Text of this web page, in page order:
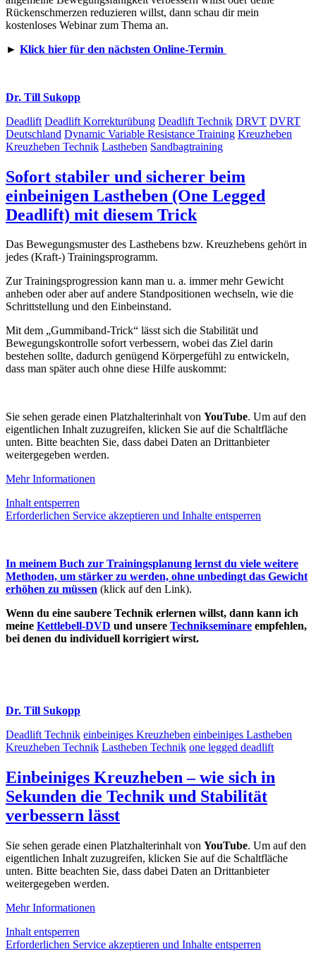
Rückenschmerzen reduzieren willst, dann schau dir mein
kostenloses Webinar zum Thema an.
► Klick hier für den nächsten Online-Termin
Dr. Till Sukopp
Deadlift Deadlift Korrekturübung Deadlift Technik DRVT DVRT
Deutschland Dynamic Variable Resistance Training Kreuzheben
Kreuzheben Technik Lastheben Sandbagtraining
Sofort stabiler und sicherer beim
einbeinigen Lastheben (One Legged
Deadlift) mit diesem Trick
Das Bewegungsmuster des Lasthebens bzw. Kreuzhebens gehört in
jedes (Kraft-) Trainingsprogramm.
Zur Trainingsprogression kann man u. a. immer mehr Gewicht
anheben oder aber auf andere Standpositionen wechseln, wie die
Schrittstellung und den Einbeinstand.
Mit dem „Gummiband-Trick“ lässt sich die Stabilität und
Bewegungskontrolle sofort verbessern, wobei das Ziel darin
bestehen sollte, dadurch genügend Körpergefühl zu entwickeln,
dass man später auch ohne diese Hilfe auskommt:
Sie sehen gerade einen Platzhalterinhalt von YouTube. Um auf den
eigentlichen Inhalt zuzugreifen, klicken Sie auf die Schaltfläche
unten. Bitte beachten Sie, dass dabei Daten an Drittanbieter
weitergegeben werden.
Mehr Informationen
Inhalt entsperren
Erforderlichen Service akzeptieren und Inhalte entsperren
In meinem Buch zur Trainingsplanung lernst du viele weitere
Methoden, um stärker zu werden, ohne unbedingt das Gewicht
erhöhen zu müssen (klick auf den Link).
Wenn du eine saubere Technik erlernen willst, dann kann ich
meine Kettlebell-DVD und unsere Technikseminare empfehlen,
bei denen du individuell korrigiert wirst.
Dr. Till Sukopp
Deadlift Technik einbeiniges Kreuzheben einbeiniges Lastheben
Kreuzheben Technik Lastheben Technik one legged deadlift
Einbeiniges Kreuzheben – wie sich in
Sekunden die Technik und Stabilität
verbessern lässt
Sie sehen gerade einen Platzhalterinhalt von YouTube. Um auf den
eigentlichen Inhalt zuzugreifen, klicken Sie auf die Schaltfläche
unten. Bitte beachten Sie, dass dabei Daten an Drittanbieter
weitergegeben werden.
Mehr Informationen
Inhalt entsperren
Erforderlichen Service akzeptieren und Inhalte entsperren